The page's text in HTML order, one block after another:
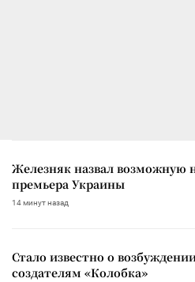
Железняк назвал возможную
премьера Украины
14 минут назад
Стало известно о
создателям «Колобка»